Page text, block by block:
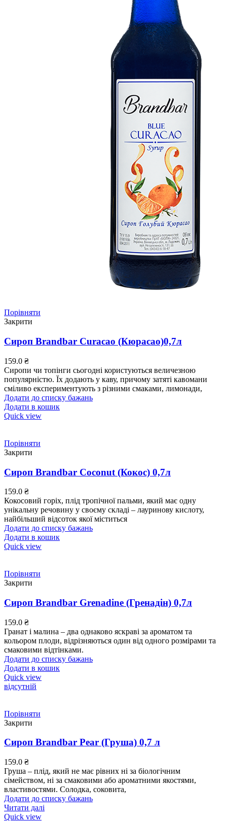
Порівняти
Закрити
Сироп Brandbar Curacao (Кюрасао)0,7л
159.0 ₴
Сиропи чи топінги сьогодні користуються величезною
популярністю. Їх додають у каву, причому затяті кавомани
сміливо експериментують з різними смаками, лимонади,
Додати до списку бажань
Додати в кошик
Quick view
Порівняти
Закрити
Сироп Brandbar Coconut (Кокос) 0,7л
159.0 ₴
Кокосовий горіх, плід тропічної пальми, який має одну
унікальну речовину у своєму складі – лауринову кислоту,
найбільший відсоток якої міститься
Додати до списку бажань
Додати в кошик
Quick view
Порівняти
Закрити
Сироп Brandbar Grenadine (Гренадін) 0,7л
159.0 ₴
Гранат і малина – два однаково яскраві за ароматом та
кольором плоди, відрізняються один від одного розмірами та
смаковими відтінками.
Додати до списку бажань
Додати в кошик
Quick view
відсутній
Порівняти
Закрити
Сироп Brandbar Pear (Груша) 0,7 л
159.0 ₴
Груша – плід, який не має рівних ні за біологічним
сімейством, ні за смаковими або ароматними якостями,
властивостями. Солодка, соковита,
Додати до списку бажань
Читати далі
Quick view